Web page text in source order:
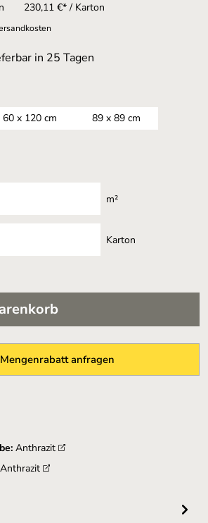
230,11 €* / Karton
in 25 Tagen
60 x 120 cm
89 x 89 cm
m²
Karton
anfragen
Anthrazit
Anthrazit